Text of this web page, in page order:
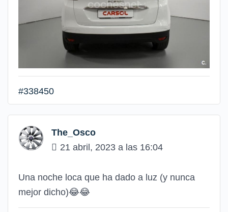
#338450
The_Osco
21 abril, 2023 a las 16:04
Una noche loca que ha dado a luz (y nunca
mejor dicho)😂😂